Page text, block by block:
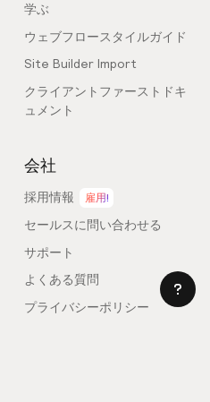
学ぶ
ウェブフロースタイルガイド
Site Builder Import
クライアントファーストドキ
ュメント
会社
採用情報 雇用!
セールスに問い合わせる
サポート
よくある質問
プライバシーポリシー